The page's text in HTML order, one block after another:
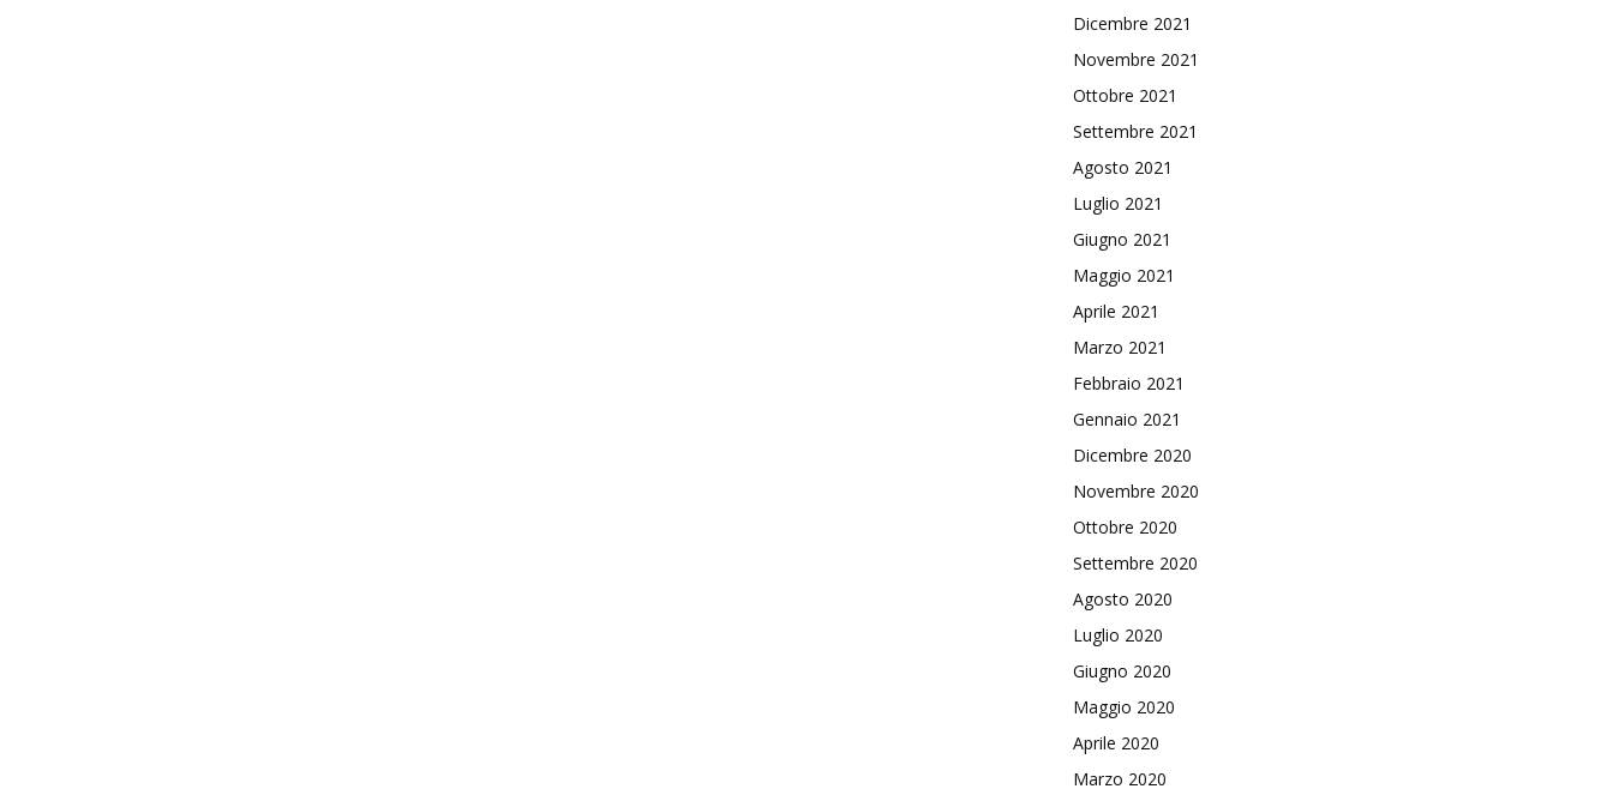
Dicembre 2021
Novembre 2021
Ottobre 2021
Settembre 2021
Agosto 2021
Luglio 2021
Giugno 2021
Maggio 2021
Aprile 2021
Marzo 2021
Febbraio 2021
Gennaio 2021
Dicembre 2020
Novembre 2020
Ottobre 2020
Settembre 2020
Agosto 2020
Luglio 2020
Giugno 2020
Maggio 2020
Aprile 2020
Marzo 2020